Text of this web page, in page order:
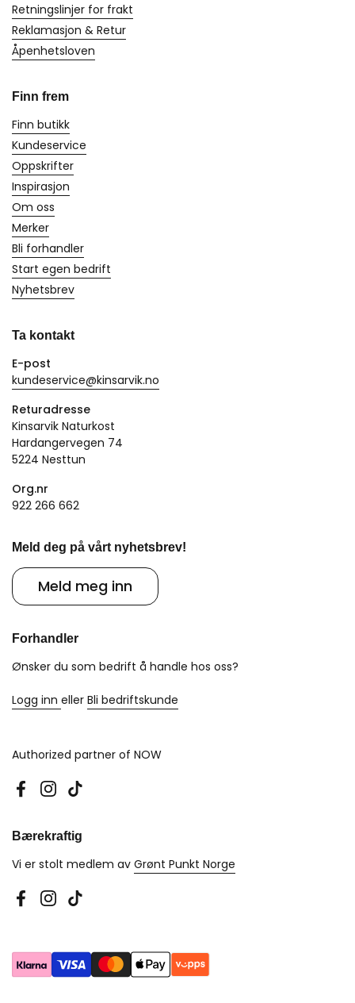
Retningslinjer for frakt
Reklamasjon & Retur
Åpenhetsloven
Finn frem
Finn butikk
Kundeservice
Oppskrifter
Inspirasjon
Om oss
Merker
Bli forhandler
Start egen bedrift
Nyhetsbrev
Ta kontakt
E-post
kundeservice@kinsarvik.no
Returadresse
Kinsarvik Naturkost
Hardangervegen 74
5224 Nesttun
Org.nr
922 266 662
Meld deg på vårt nyhetsbrev!
Meld meg inn
Forhandler
Ønsker du som bedrift å handle hos oss?
Logg inn eller Bli bedriftskunde
Authorized partner of NOW
Facebook
Instagram
TikTok
Bærekraftig
Vi er stolt medlem av Grønt Punkt Norge
Facebook
Instagram
TikTok